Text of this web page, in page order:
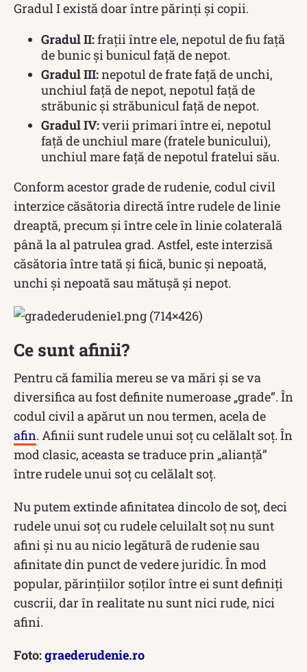
Gradul I există doar între părinți și copii.
Gradul II:frații între ele, nepotul de fiu față
de bunic și bunicul față de nepot.
Gradul III:nepotul de frate față de unchi,
unchiul față de nepot, nepotul față de
străbunic și străbunicul față de nepot.
Gradul IV:verii primari între ei, nepotul
față de unchiul mare (fratele bunicului),
unchiul mare față de nepotul fratelui său.
Conform acestor grade de rudenie, codul civil
interzice căsătoria directă între rudele de linie
dreaptă, precum și între cele în linie colaterală
până la al patrulea grad. Astfel, este interzisă
căsătoria între tată și fiică, bunic și nepoată,
unchi și nepoată sau mătușă și nepot.
Ce sunt afinii?
Pentru că familia mereu se va mări și se va
diversifica au fost definite numeroase „grade”. În
codul civil a apărut un nou termen, acela de
afin. Afinii sunt rudele unui soț cu celălalt soț. În
mod clasic, aceasta se traduce prin „alianță”
între rudele unui soț cu celălalt soț.
Nu putem extinde afinitatea dincolo de soț, deci
rudele unui soț cu rudele celuilalt soț nu sunt
afini și nu au nicio legătură de rudenie sau
afinitate din punct de vedere juridic. În mod
popular, părințiilor soților între ei sunt definiți
cuscrii, dar în realitate nu sunt nici rude, nici
afini.
Foto:graederudenie.ro